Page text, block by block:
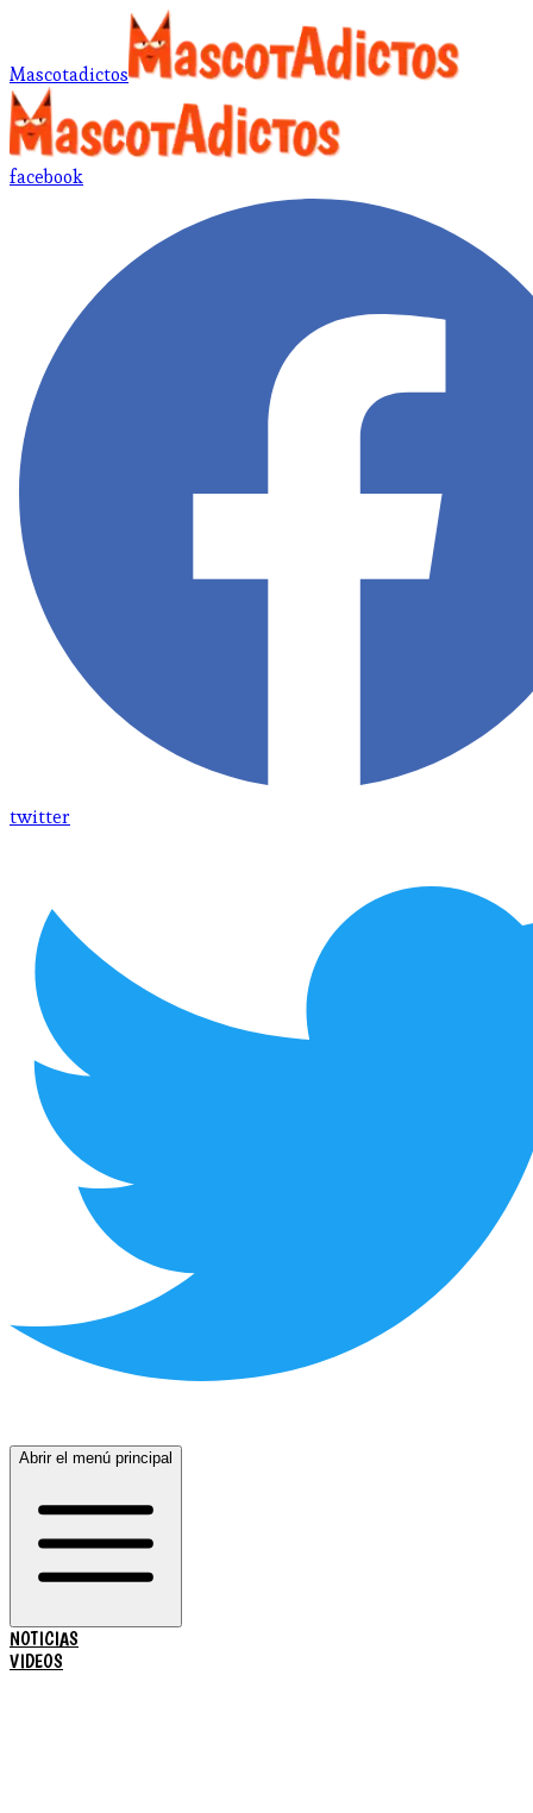
Mascotadictos
facebook
twitter
Abrir el menú principal
NOTICIAS
VIDEOS